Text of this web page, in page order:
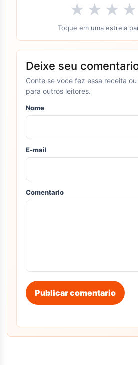
★ ★ ★ ★
Toque em uma estrela
Deixe seu
Conte se voce fez essa receita
para outros leitores.
Nome
E-mail
Comentario
Publicar comentario